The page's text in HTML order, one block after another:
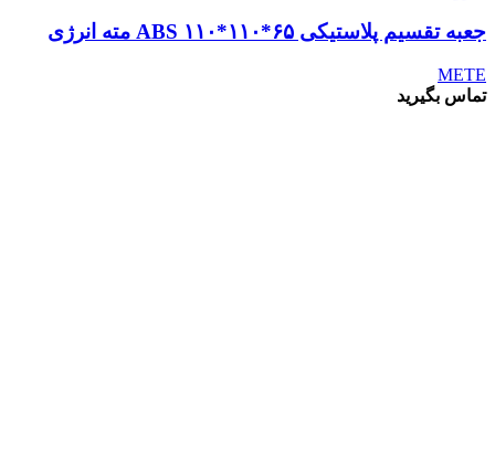
جعبه تقسیم پلاستیکی ABS ۱۱۰*۱۱۰*۶۵ مته انرژی
METE
تماس بگیرید